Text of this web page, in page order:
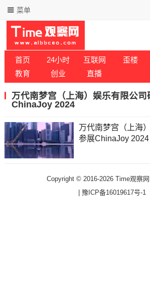
菜单
首页 24小时 互联网 歪楼
教育
创业 直播
万代南梦宫（上海）娱乐有限公司
ChinaJoy 2024
万代南梦宫（上海
参展ChinaJoy 2024
Copyright © 2016-2026 Time观察
|豫ICP备16019617号-1